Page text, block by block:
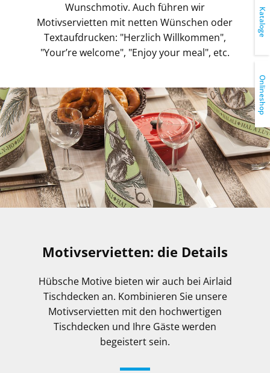
Wunschmotiv. Auch führen wir
Motivservietten mit netten Wünschen oder
Textaufdrucken: "Herzlich Willkommen",
"Your’re welcome", "Enjoy your meal", etc.
Motivservietten: die Details
Hübsche Motive bieten wir auch bei Airlaid
Tischdecken an. Kombinieren Sie unsere
Motivservietten mit den hochwertigen
Tischdecken und Ihre Gäste werden
begeistert sein.
Onlineshop
Kataloge